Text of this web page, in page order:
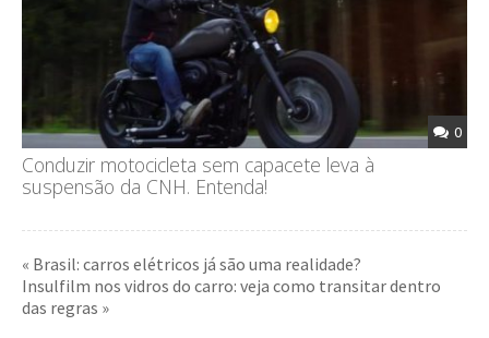
0
Conduzir motocicleta sem capacete leva à
suspensão da CNH. Entenda!
« Brasil: carros elétricos já são uma realidade?
Insulfilm nos vidros do carro: veja como transitar dentro
das regras »